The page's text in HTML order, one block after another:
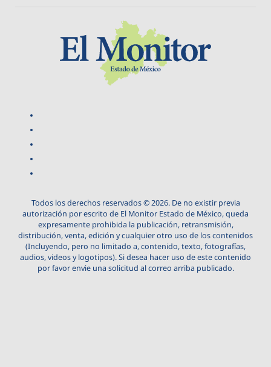
Todos los derechos reservados © 2026. De no existir previa
autorización por escrito de El Monitor Estado de México, queda
expresamente prohibida la publicación, retransmisión,
distribución, venta, edición y cualquier otro uso de los contenidos
(Incluyendo, pero no limitado a, contenido, texto, fotografías,
audios, videos y logotipos). Si desea hacer uso de este contenido
por favor envie una solicitud al correo arriba publicado.